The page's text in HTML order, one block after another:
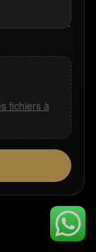
fichiers à